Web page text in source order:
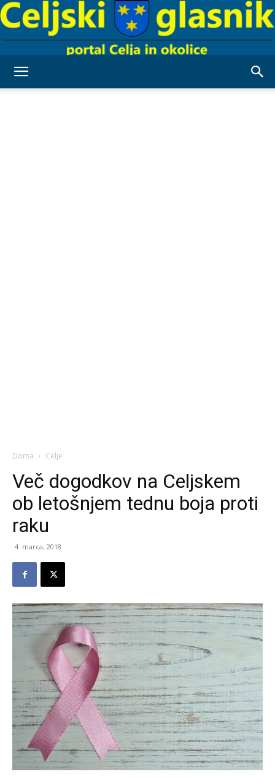
Doma Celje
Več dogodkov na Celjskem
ob letošnjem tednu boja proti
raku
4. marca, 2018